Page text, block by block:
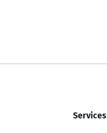
Services